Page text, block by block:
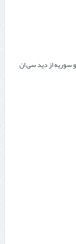
سوریه از دید سی ان